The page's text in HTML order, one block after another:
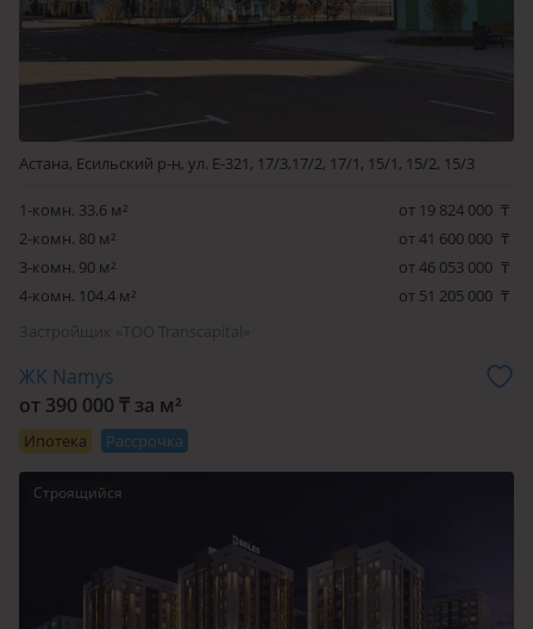
Астана, Есильский р-н, ул. Е-321, 17/3,17/2, 17/1, 15/1, 15/2, 15/3
1-комн. 33.6 м² от 19 824 000 ₸
2-комн. 80 м²
от 41 600 000 ₸
3-комн. 90 м²
от 46 053 000 ₸
4-комн. 104.4 м²
от 51 205 000 ₸
ЖК Namys
от 390 000 ₸ за м²
Ипотека Рассрочка
Строящийся